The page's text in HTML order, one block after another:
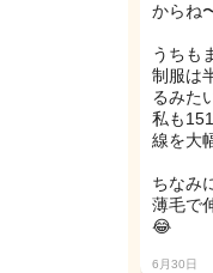
からね
うちも
制服は
るみた
私も
線を大
ちなみ
薄毛で
😂
6月30日